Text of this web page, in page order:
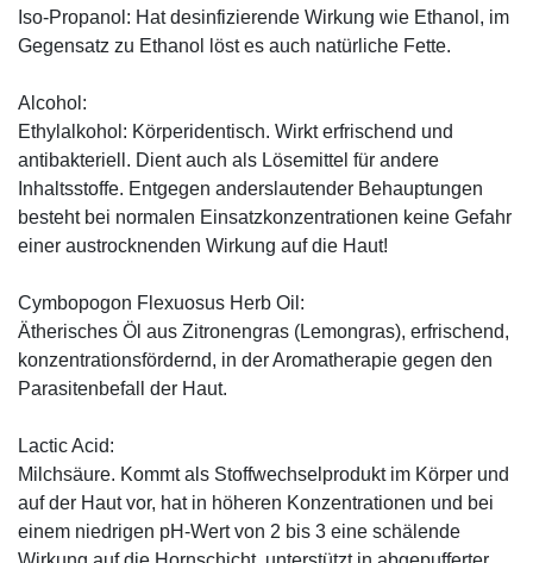
Iso-Propanol: Hat desinfizierende Wirkung wie Ethanol, im
Gegensatz zu Ethanol löst es auch natürliche Fette.
Alcohol:
Ethylalkohol: Körperidentisch. Wirkt erfrischend und
antibakteriell. Dient auch als Lösemittel für andere
Inhaltsstoffe. Entgegen anderslautender Behauptungen
besteht bei normalen Einsatzkonzentrationen keine Gefahr
einer austrocknenden Wirkung auf die Haut!
Cymbopogon Flexuosus Herb Oil:
Ätherisches Öl aus Zitronengras (Lemongras), erfrischend,
konzentrationsfördernd, in der Aromatherapie gegen den
Parasitenbefall der Haut.
Lactic Acid:
Milchsäure. Kommt als Stoffwechselprodukt im Körper und
auf der Haut vor, hat in höheren Konzentrationen und bei
einem niedrigen pH-Wert von 2 bis 3 eine schälende